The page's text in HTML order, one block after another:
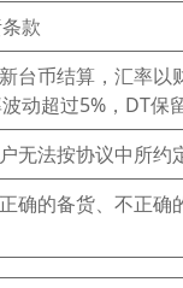
款
台币结算，汇率
动超过5%，DT保
无法按协议中所约
确的备货、不正确